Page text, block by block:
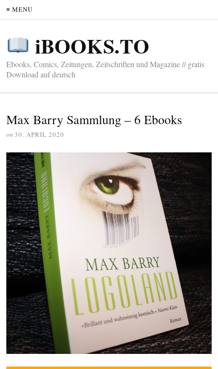
≡ MENU
iBOOKS.TO
Ebooks, Comics, Zeitungen, Zeitschriften und Magazine // gratis
Download auf deutsch
Max Barry Sammlung – 6 Ebooks
on 30. APRIL 2020